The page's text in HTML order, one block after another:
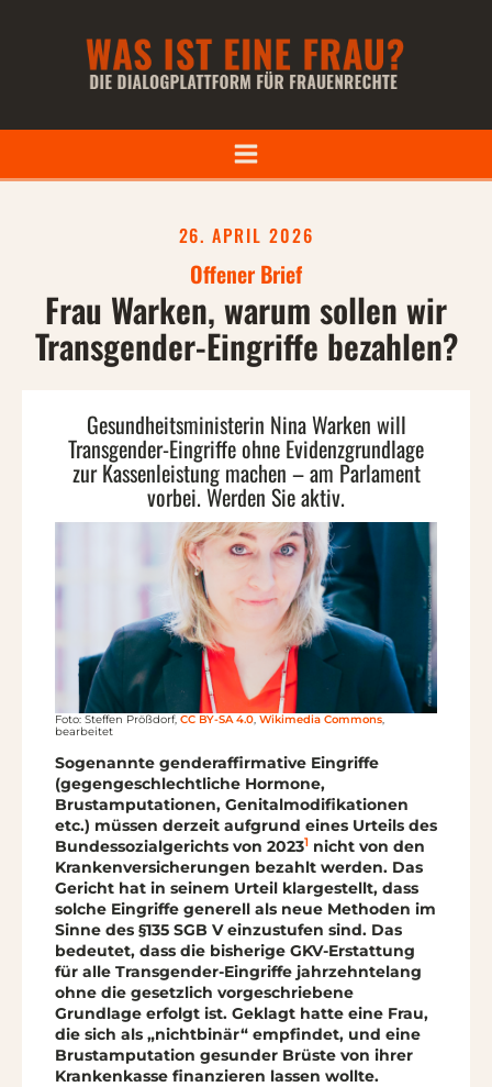
26. APRIL 2026
Offener Brief
Frau Warken, warum sollen wir
Transgender-Eingriffe bezahlen?
Gesundheitsministerin Nina Warken will
Transgender-Eingriffe ohne Evidenzgrundlage
zur Kassenleistung machen – am Parlament
vorbei. Werden Sie aktiv.
Foto: Steffen Prößdorf, CC BY-SA 4.0, Wikimedia Commons,
bearbeitet
Sogenannte genderaffirmative Eingriffe
(gegengeschlechtliche Hormone,
Brustamputationen, Genitalmodifikationen
etc.) müssen derzeit aufgrund eines Urteils des
Bundessozialgerichts von 20231 nicht von den
Krankenversicherungen bezahlt werden. Das
Gericht hat in seinem Urteil klargestellt, dass
solche Eingriffe generell als neue Methoden im
Sinne des §135 SGB V einzustufen sind. Das
bedeutet, dass die bisherige GKV-Erstattung
für alle Transgender-Eingriffe jahrzehntelang
ohne die gesetzlich vorgeschriebene
Grundlage erfolgt ist. Geklagt hatte eine Frau,
die sich als „nichtbinär“ empfindet, und eine
Brustamputation gesunder Brüste von ihrer
Krankenkasse finanzieren lassen wollte.